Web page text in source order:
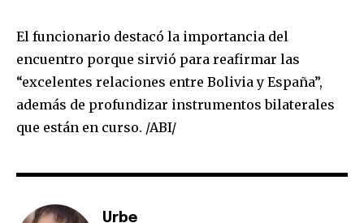
El funcionario destacó la importancia del
encuentro porque sirvió para reafirmar las
“excelentes relaciones entre Bolivia y España”,
además de profundizar instrumentos bilaterales
que están en curso. /ABI/
Urbe